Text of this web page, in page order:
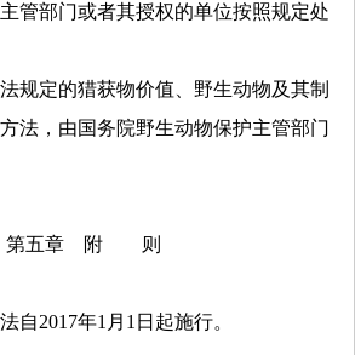
管部门或者其授权的单位按照规定处
规定的猎获物价值、野生动物及其制
法，由国务院野生动物保护主管部门
第五章 附 则
自2017年1 月 1 日起施行。